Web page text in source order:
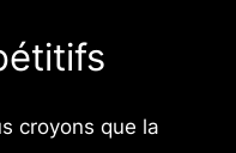
croyons que la